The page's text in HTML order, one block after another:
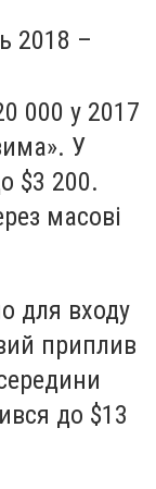
2018 –
000 у 2017
У
$3 200.
масові
для входу
приплив
до $13